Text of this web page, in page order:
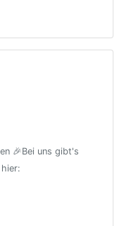
🎉Bei uns gibt's